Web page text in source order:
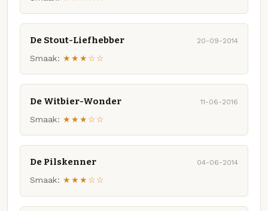
De Stout-Liefhebber 20-09-2014
Smaak: ★★★☆☆
De Witbier-Wonder 11-06-2016
Smaak: ★★★☆☆
De Pilskenner 04-06-2014
Smaak: ★★★☆☆